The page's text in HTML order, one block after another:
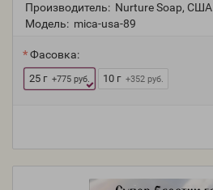
Производитель: Nurture Soap, США
Модель: mica-usa-89
Фасовка:
25 г +775 руб. 10 г +352 руб.